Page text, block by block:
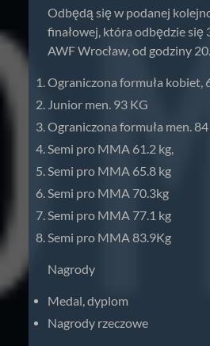
Odbędą się w podanej
finałowej, która odbędzie się
AWF Wrocław, od godziny
Ograniczona formuła kobiet,
⁠Junior men. 93 KG
Ograniczona formuła men.
Semi pro MMA 61.2 kg,
Semi pro MMA 65.8 kg
Semi pro MMA 70.3kg
⁠Semi pro MMA 77.1 kg
Semi pro MMA 83.9Kg
Nagrody
Medal, dyplom
Nagrody rzeczowe